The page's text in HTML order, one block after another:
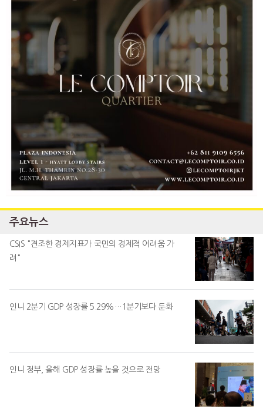
주요뉴스
CSIS "견조한 경제지표가 국민의 경제적 어려움 가
려"
인니 2분기 GDP 성장률 5.29%…1분기보다 둔화
인니 정부, 올해 GDP 성장률 높을 것으로 전망